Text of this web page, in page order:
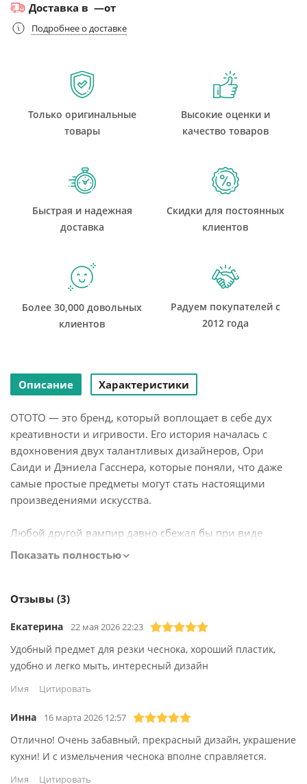
Доставка в —от
Подробнее о доставке
Только оригинальные
товары
Высокие оценки и
качество товаров
Быстрая и надежная
доставка
Скидки для постоянных
клиентов
Более 30,000 довольных
клиентов
Радуем покупателей с
2012 года
Описание Характеристики
OTOTO — это бренд, который воплощает в себе дух
креативности и игривости. Его история началась с
вдохновения двух талантливых дизайнеров, Ори
Саиди и Дэниела Гасснера, которые поняли, что даже
самые простые предметы могут стать настоящими
произведениями искусства.
Любой другой вампир давно сбежал бы при виде
чеснока… Но только не граф Дракула! Один поворот его
секунды перемолов все головки чеснока до состояния
Эта чеснокодавилка может измельчать не только
чеснок, а также имбирь, орехи, травы и многое другое.
100% безопасных для пищевых продуктов, Gracula
является идеальным помощником на кухне.
Детали для Вашего комфорта:
Уникальный запатентованный дизайн.
Показать полностью
Отзывы (3)
Екатерина 22 мая 2026 22:23
Удобный предмет для резки чеснока, хороший пластик,
удобно и легко мыть, интересный дизайн
Имя Цитировать
Инна 16 марта 2026 12:57
Отлично! Очень забавный, прекрасный дизайн, украшение
кухни! И с измельчения чеснока вполне справляется.
Имя Цитировать